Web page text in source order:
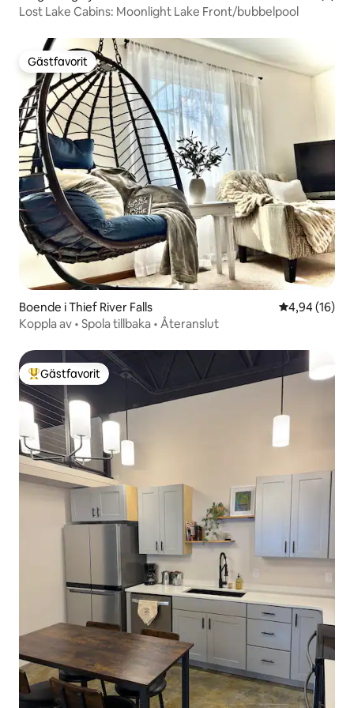
Lost Lake Cabins: Moonlight Lake Front/bubbelpool
Gästfavorit
Gästfavorit
Boende i Thief River Falls 4,94 av 5 i
4,94 (16)
Koppla av • Spola tillbaka • Återanslut
Populär gästfavorit
Gästfavorit